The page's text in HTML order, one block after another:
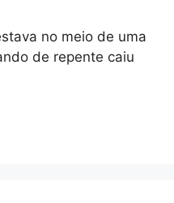
no meio de uma
de repente caiu